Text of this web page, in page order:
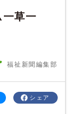
草一
福祉新聞編集部
シェア